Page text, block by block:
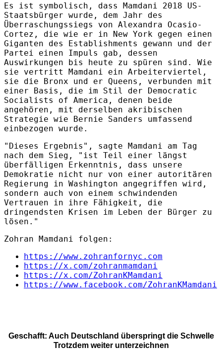
Es ist symbolisch, dass Mamdani 2018 US-
Staatsbürger wurde, dem Jahr des
Überraschungssiegs von Alexandra Ocasio-
Cortez, die wie er in New York gegen einen
Giganten des Establishments gewann und der
Partei einen Impuls gab, dessen
Auswirkungen bis heute zu spüren sind. Wie
sie vertritt Mamdani ein Arbeiterviertel,
sie die Bronx und er Queens, verbunden mit
einer Basis, die im Stil der Democratic
Socialists of America, denen beide
angehören, mit derselben akribischen
Strategie wie Bernie Sanders umfassend
einbezogen wurde.
"Dieses Ergebnis", sagte Mamdani am Tag
nach dem Sieg, "ist Teil einer längst
überfälligen Erkenntnis, dass unsere
Demokratie nicht nur von einer autoritären
Regierung in Washington angegriffen wird,
sondern auch von einem schwindenden
Vertrauen in ihre Fähigkeit, die
dringendsten Krisen im Leben der Bürger zu
lösen."
Zohran Mamdani folgen:
https://www.zohranfornyc.com
https://x.com/zohranmamdani
https://x.com/ZohranKMamdani
https://www.facebook.com/ZohranKMamdani
Geschafft: Auch Deutschland überspringt die Schwelle
Trotzdem weiter unterzeichnen